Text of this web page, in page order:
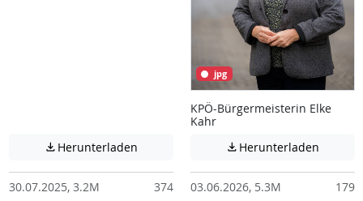
 Herunterladen Achtung: Diese Datei enthält unter
30.07.2025, 3.2M 374
jpg
KPÖ-Bürgermeisterin Elke
Kahr
 Herunterladen
03.06.2026, 5.3M 179